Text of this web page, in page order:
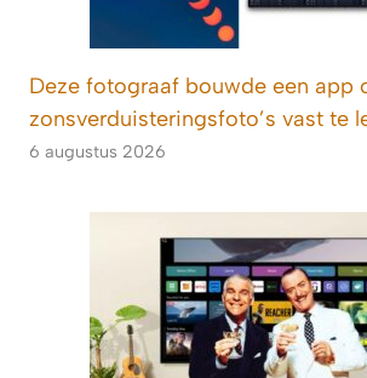
Deze fotograaf bouwde een app
zonsverduisteringsfoto’s vast te
6 augustus 2026